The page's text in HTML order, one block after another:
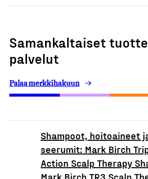
Samankaltaiset
palvelut
Palaa merkkihakuun
Shampoot, hoitoaineet
seerumit: Mark Birch
Action Scalp Therapy
Mark Birch TR3 Scalp